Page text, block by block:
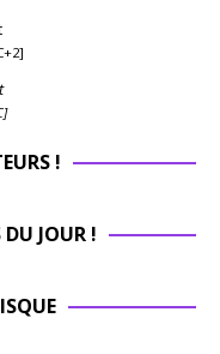
!
DU JOUR !